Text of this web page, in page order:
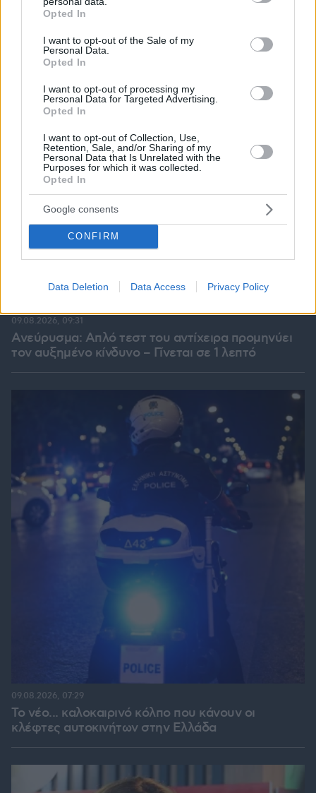
grant or deny consent to Google and its third-party tags to
use your data for below specified purposes in below Google
consent section.
Opted In
I want to opt-out of the Sale of my
Personal Data.
Opted In
I want to opt-out of processing my
Personal Data for Targeted Advertising.
Opted In
I want to opt-out of Collection, Use,
Retention, Sale, and/or Sharing of my
Personal Data that Is Unrelated with the
Purposes for which it was collected.
Opted In
Google consents
CONFIRM
Data Deletion Data Access Privacy Policy
Ανεύρυσμα: Απλό τεστ του αντίχειρα προμηνύει
τον αυξημένο κίνδυνο – Γίνεται σε 1 λεπτό
09.08.2026, 09:31
Το νέο... καλοκαιρινό κόλπο που κάνουν οι
κλέφτες αυτοκινήτων στην Ελλάδα
09.08.2026, 07:29